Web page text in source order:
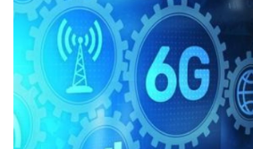
IT Times
生成式AI與雲端應用
Enterprise Digital Transformation
特集